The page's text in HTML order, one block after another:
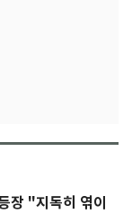
장 "지독히 엮이